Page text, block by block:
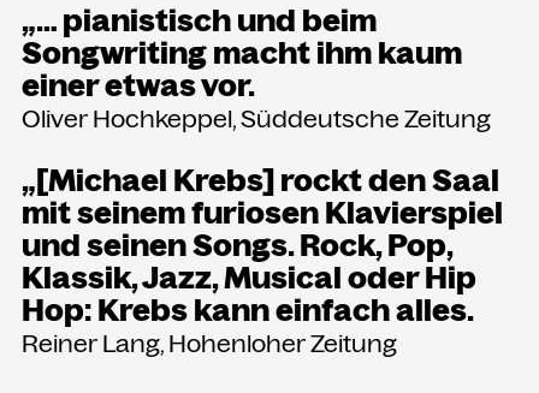
NEWSLETTER
Einmal wöchentlich informieren wir
über aktuelle Events in der
Kammgarn. Jetzt anmelden und
nichts mehr verpassen.
ANMELDEN
„… pianistisch und beim
Songwriting macht ihm kaum
einer etwas vor.
Oliver Hochkeppel, Süddeutsche Zeitung
„[Michael Krebs] rockt den Saal
mit seinem furiosen Klavierspiel
und seinen Songs. Rock, Pop,
Klassik, Jazz, Musical oder Hip
Hop: Krebs kann einfach alles.
Reiner Lang, Hohenloher Zeitung